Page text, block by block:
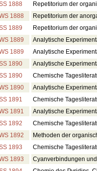
1888 Repetitorium der
1888 Repetitorium der
1889 Repetitorium der
1889 Analytische
1889 Analytische
1890 Analytische
1890 Chemische
1890 Analytische
1891 Chemische
1891 Analytische
1892 Chemische
1892 Methoden der
1893 Chemische
1893 Cyanverbindungen